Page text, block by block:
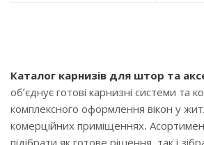
Каталог карнизів для штор та
об’єднує готові карнизні системи та
комплексного оформлення вікон у
комерційних приміщеннях.
підібрати як готове рішення, так і